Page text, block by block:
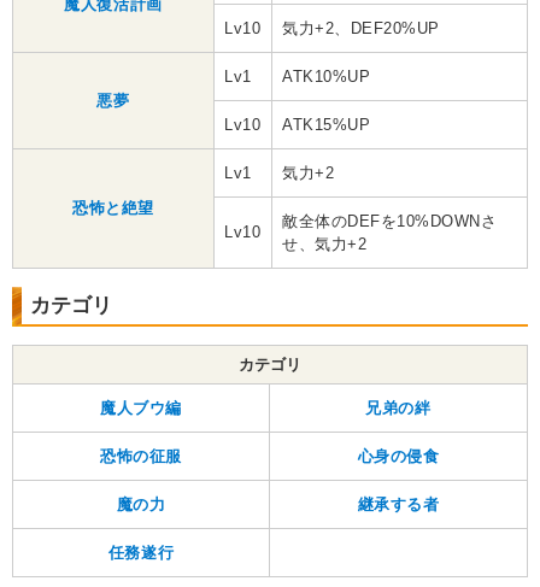
魔人復活計画
Lv10
気力+2、DEF20%UP
悪夢
Lv1 ATK10%UP
Lv10 ATK15%UP
恐怖と絶望
Lv1 気力+2
Lv10
敵全体のDEFを10%DOWNさ
せ、気力+2
カテゴリ
カテゴリ
魔人ブウ編 兄弟の絆
恐怖の征服 心身の侵食
魔の力 継承する者
任務遂行